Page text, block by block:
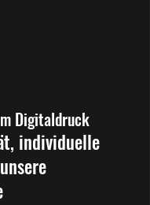
Digitaldruck
individuelle